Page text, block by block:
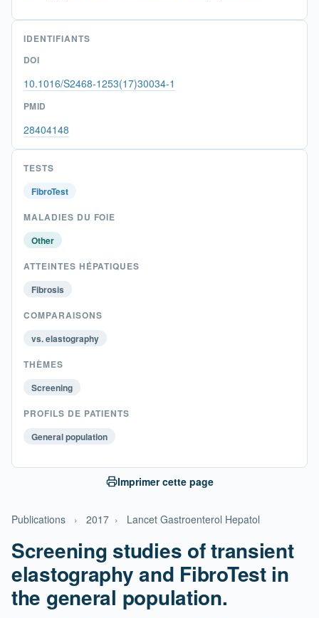
Publications › 2017 › Lancet Gastroenterol Hepatol
Screening studies of transient
elastography and FibroTest in
the general population.
IDENTIFIANTS
DOI
10.1016/S2468-1253(17)30034-1
PMID
28404148
TESTS
FibroTest
MALADIES DU FOIE
Other
ATTEINTES HÉPATIQUES
Fibrosis
COMPARAISONS
vs. elastography
THÈMES
Screening
PROFILS DE PATIENTS
General population
Imprimer cette page